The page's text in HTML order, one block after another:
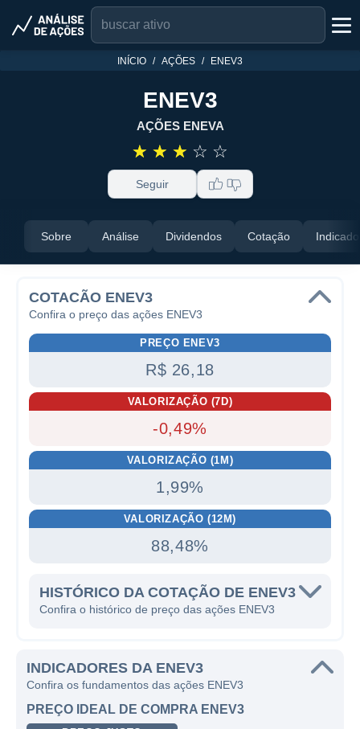
INÍCIO AÇÕES ENEV3
ENEV3
AÇÕES ENEVA
☆ ☆ ☆ ☆ ☆
Seguir
Sobre Análise Dividendos Cotação
COTACÃO ENEV3
Confira o preço das ações ENEV3
PREÇO ENEV3
R$ 26,18
VALORIZAÇÃO (7D)
-0,49%
VALORIZAÇÃO (1M)
1,99%
VALORIZAÇÃO (12M)
88,48%
HISTÓRICO DA COTAÇÃO DE ENEV3
Confira o histórico de preço das ações ENEV3
INDICADORES DA ENEV3
Confira os fundamentos das ações ENEV3
PREÇO IDEAL DE COMPRA ENEV3